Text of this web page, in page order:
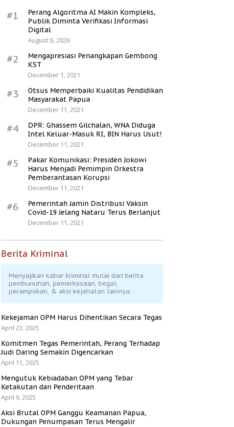
#1
Perang Algoritma AI Makin Kompleks,
Publik Diminta Verifikasi Informasi
Digital
August 6, 2026
#2
Mengapresiasi Penangkapan Gembong
KST
December 1, 2021
#3
Otsus Memperbaiki Kualitas Pendidikan
Masyarakat Papua
December 11, 2021
#4
DPR: Ghassem Gilchalan, WNA Diduga
Intel Keluar-Masuk RI, BIN Harus Usut!
December 11, 2021
#5
Pakar Komunikasi: Presiden Jokowi
Harus Menjadi Pemimpin Orkestra
Pemberantasan Korupsi
December 11, 2021
#6
Pemerintah Jamin Distribusi Vaksin
Covid-19 Jelang Nataru Terus Berlanjut
December 11, 2021
Berita Kriminal
Menyajikan kabar kriminal mulai dari berita
pembunuhan, pemerkosaan, begal,
perampokan, & aksi kejahatan lainnya.
Kekejaman OPM Harus Dihentikan Secara Tegas
April 23, 2025
Komitmen Tegas Pemerintah, Perang Terhadap
Judi Daring Semakin Digencarkan
April 11, 2025
Mengutuk Kebiadaban OPM yang Tebar
Ketakutan dan Penderitaan
April 9, 2025
Aksi Brutal OPM Ganggu Keamanan Papua,
Dukungan Penumpasan Terus Mengalir